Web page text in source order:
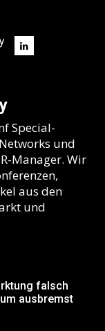
Special-
und
Manager. Wir
aus den
und
falsch
ausbremst